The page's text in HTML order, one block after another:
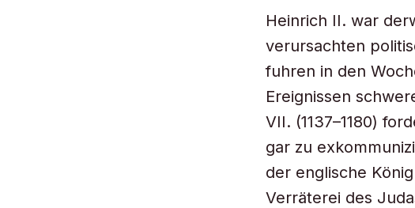
Heinrich II. war
verursachten
fuhren in den
Ereignissen
VII. (1137–1180)
gar zu
der englische
Verräterei des